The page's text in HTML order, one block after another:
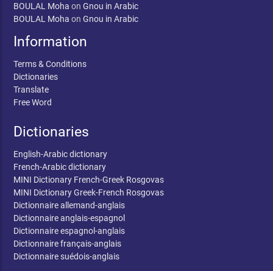
BOULAL Moha onGnou in Arabic
BOULAL Moha onGnou in Arabic
Information
Terms & Conditions
Dictionaries
Translate
Free Word
Dictionaries
English-Arabic dictionary
French-Arabic dictionary
MINI Dictionary French-Greek Rosgovas
MINI Dictionary Greek-French Rosgovas
Dictionnaire allemand-anglais
Dictionnaire anglais-espagnol
Dictionnaire espagnol-anglais
Dictionnaire français-anglais
Dictionnaire suédois-anglais